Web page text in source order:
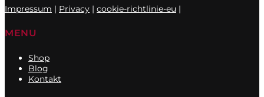
Impressum | Privacy | cookie-richtlinie-eu |
MENU
Shop
Blog
Kontakt